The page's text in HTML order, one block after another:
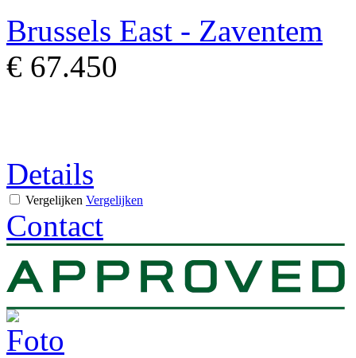
Brussels East - Zaventem
€ 67.450
Details
Vergelijken Vergelijken
Contact